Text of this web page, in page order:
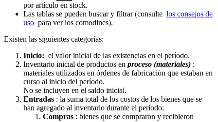
por artículo en stock.
Las tablas se pueden buscar y filtrar (consulte los consejos de
uso para ver los comodines).
Existen las siguientes categorías:
Inicio: el valor inicial de las existencias en el período.
Inventario inicial de productos en proceso (materiales) :
materiales utilizados en órdenes de fabricación que estaban en
curso al inicio del período.
No se incluyen en el saldo inicial.
Entradas : la suma total de los costos de los bienes que se
han agregado al inventario durante el período:
Compras : bienes que se compraron y recibieron